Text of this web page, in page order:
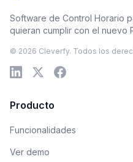
Software de Control Horario
quieran cumplir con el nuevo
© 2026 Cleverfy. Todos los
Producto
Funcionalidades
Ver demo